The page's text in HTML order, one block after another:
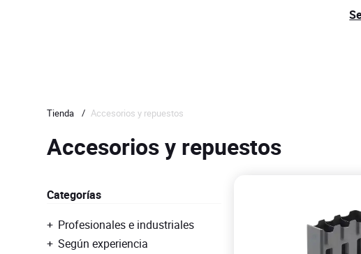
Tienda / Accesorios y repuestos
Accesorios y repuestos
Categorías
Profesionales e industriales
Según experiencia